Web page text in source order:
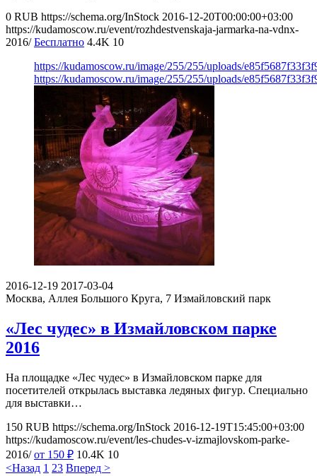
0 RUB https://schema.org/InStock 2016-12-20T00:00:00+03:00
https://kudamoscow.ru/event/rozhdestvenskaja-jarmarka-na-vdnx-
2016/ Бесплатно 4.4K 10
https://kudamoscow.ru/image/255/255/uploads/
https://kudamoscow.ru/image/255/255/uploads/
2016-12-19 2017-03-04
Москва, Аллея Большого Круга, 7 Измайловский парк
«Лес чудес» в Измайловском парке
2016
На площадке «Лес чудес» в Измайловском парке для
посетителей открылась выставка ледяных фигур. Специально
для выставки…
150 RUB https://schema.org/InStock 2016-12-19T15:45:00+03:00
https://kudamoscow.ru/event/les-chudes-v-izmajlovskom-parke-
2016/ от 150 ₽ 10.4K 10
<Назад 1 23 Вперед >